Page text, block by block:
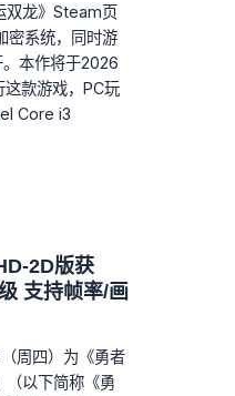
双龙》Steam页
密系统，同时游
本作将于2026
这款游戏，PC玩
Core i3
2D版获
支持帧率/画
周四）为《勇者
（以下简称《勇